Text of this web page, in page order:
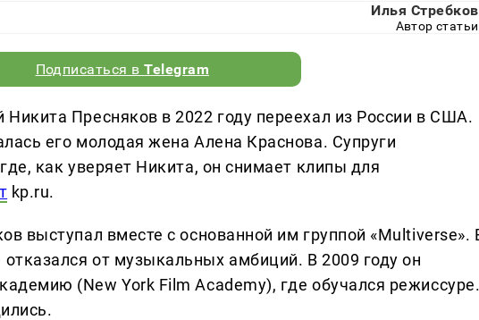
Илья Стребков
Автор статьи
Подписаться вTelegram
Пресняков в 2022 году переехал из России в США.
его молодая жена Алена Краснова. Супруги
как уверяет Никита, он снимает клипы для
kp.ru.
выступал вместе с основанной им группой «Multiverse».
от музыкальных амбиций. В 2009 году он
(New York Film Academy), где обучался